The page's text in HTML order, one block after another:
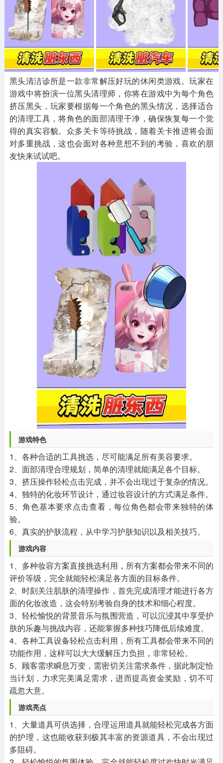
981款应用
1407款应用
3450款应用
游戏攻略
63款应用
软件教程
8款应用
热点新闻
8款应用
黑头清洁诊所是一款非常解压好玩的休闲类游戏。玩家在
游戏中将扮演一位黑头清理师，你将在游戏中为每个角色
挤压黑头，玩家要根据每一个角色的黑头情况，选择适合
的清理工具，将角色的面部清理干净，确保恢复每一个觉
得的真实容貌。众多关卡等待挑战，随着关卡推进将会面
对多重挑战，这也会面对各种意想不到的考验，喜欢的朋
友快来试试吧。
游戏特色
1、各种合适的工具挑选，尽可能满足所有美容要求。
2、面部清理合理规划，简单的清理就能满足各个目标。
3、挤压操作轻松点击完成，并不会出现过于复杂的情况。
4、独特的化妆环节设计，通过妆容设计的方式满足条件。
5、角色基本要求点击查看，每位角色都会带来独特的体
验。
6、真实的护肤流程，从中学习护肤知识以及相关技巧。
游戏内容
1、多种妆容方案直接挑选利用，所有方案都会带来不同的
评价等级，完全就能轻松满足各方面的目标条件。
2、时刻关注肌肤的清理操作，首先完成清理才能进行各方
面的化妆改造，这会特别考验自身的技术和细心程度。
3、轻松愉悦的背景音乐与氛围营造，可以沉浸其中享受护
肤的乐趣与挑战内容，还能掌握多种技巧降低后续难度。
4、各种工具设备轻松点击利用，所有工具都会带来不同的
功能作用，这样可以大大缓解压力负担，非常轻松。
5、顾客需求瞬息万变，需密切关注需求条件，据此制定恰
当计划，力求完美满足需求，进而提高资金奖励，切不可
疏忽大意。
游戏亮点
1、大量道具可供选择，合理运用道具就能轻松完成各方面
的护理，这也能收获到极其丰富的资源道具，不会出现过
多阻碍。